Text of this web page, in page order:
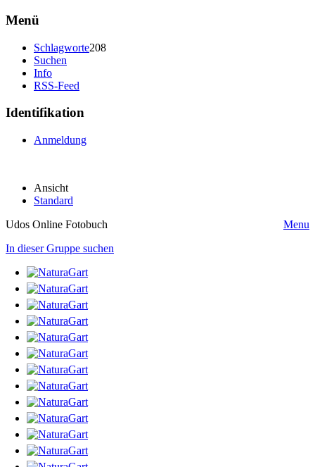
Menü
Schlagworte208
Suchen
Info
RSS-Feed
Identifikation
Anmeldung
Ansicht
Standard
Udos Online Fotobuch
Menu
In dieser Gruppe suchen